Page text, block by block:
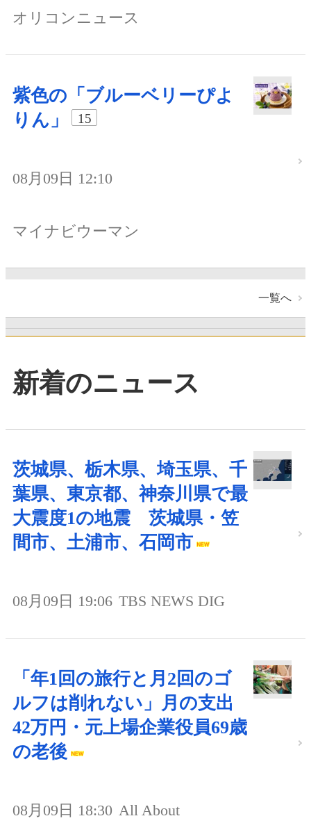
オリコンニュース
紫色の「ブルーベリーぴよ
りん」
15
08月09日 12:10
マイナビウーマン
一覧へ
新着のニュース
茨城県、栃木県、埼玉県、千
葉県、東京都、神奈川県で最
大震度1の地震 茨城県・笠
間市、土浦市、石岡市
08月09日 19:06 TBS NEWS DIG
「年1回の旅行と月2回のゴ
ルフは削れない」月の支出
42万円・元上場企業役員69歳
の老後
08月09日 18:30 All About